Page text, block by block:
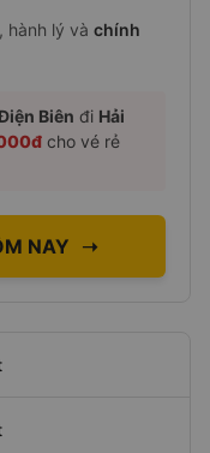
hành lý và chính
Biên đi Hải
cho vé rẻ
NAY ➝